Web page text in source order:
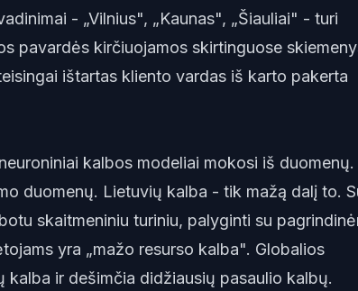
- „Vilnius", „Kaunas", „Šiauliai" - turi
pavardės kirčiuojamos skirtinguose
ištartas kliento vardas iš karto pakerta
kalbos modeliai mokosi iš duomenų.
duomenų. Lietuvių kalba - tik mažą dalį to.
skaitmeniniu turiniu, palyginti su
yra „mažo resurso kalba". Globalios
ir dešimčia didžiausių pasaulio kalbų.